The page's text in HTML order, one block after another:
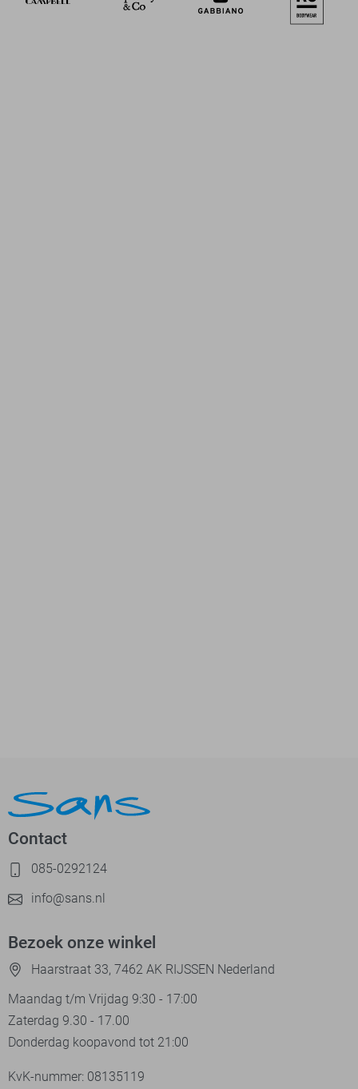
Contact
085-0292124
info@sans.nl
Bezoek onze winkel
Haarstraat 33, 7462 AK RIJSSEN Nederland
Maandag t/m Vrijdag 9:30 - 17:00
Zaterdag 9.30 - 17.00
Donderdag koopavond tot 21:00
KvK-nummer: 08135119